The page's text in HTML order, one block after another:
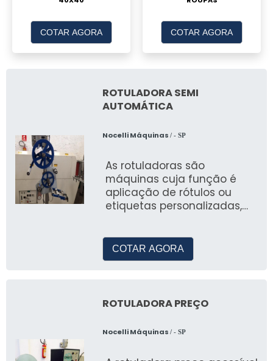
COTAR AGORA COTAR AGORA
ROTULADORA SEMI
AUTOMÁTICA
Nocelli Máquinas / - SP
As rotuladoras são
máquinas cuja função é
aplicação de rótulos ou
etiquetas personalizadas,
COTAR AGORA
ROTULADORA PREÇO
Nocelli Máquinas / - SP